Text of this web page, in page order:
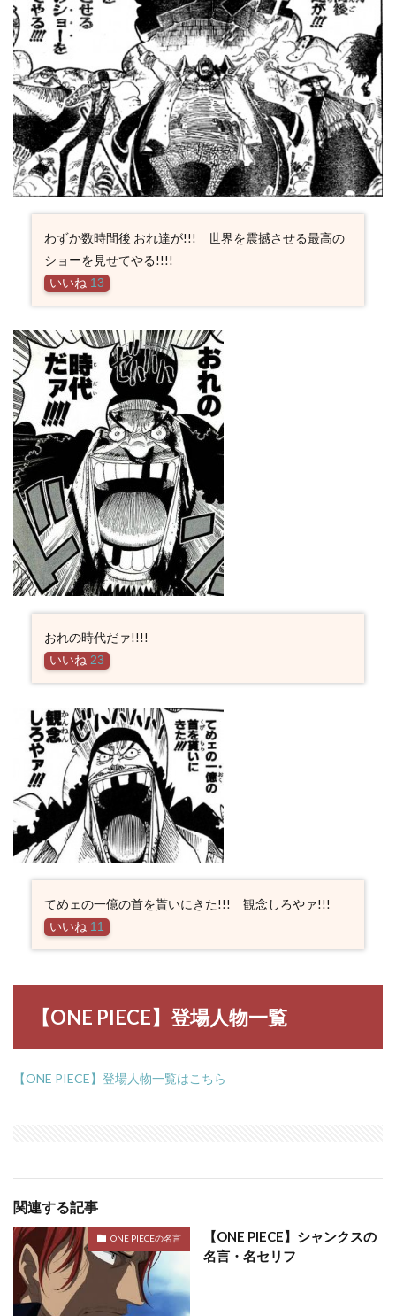
わずか数時間後 おれ達が!!! 世界を震撼させる最高の
ショーを見せてやる!!!!
いいね 13
おれの時代だァ!!!!
いいね 23
てめェの一億の首を貰いにきた!!! 観念しろやァ!!!
いいね 11
【ONE PIECE】登場人物一覧
【ONE PIECE】登場人物一覧はこちら
関連する記事
ONE PIECEの名言
【ONE PIECE】シャンクスの
名言・名セリフ